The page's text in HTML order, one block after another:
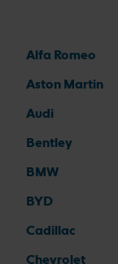
Alfa Romeo
Aston Martin
Audi
Bentley
BMW
BYD
Cadillac
Chevrolet